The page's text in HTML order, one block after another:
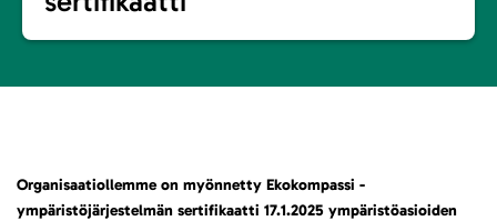
Organisaatiollemme on myönnetty Ekokompassi -
ympäristöjärjestelmän sertifikaatti 17.1.2025 ympäristöasioiden